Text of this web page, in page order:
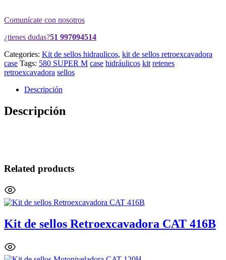
Comunícate con nosotros
¿tienes dudas?51 997094514
Categories: Kit de sellos hidraulicos, kit de sellos retroexcavadora
case Tags: 580 SUPER M case hidráulicos kit retenes
retroexcavadora sellos
Descripción
Descripción
Related products
Kit de sellos Retroexcavadora CAT 416B